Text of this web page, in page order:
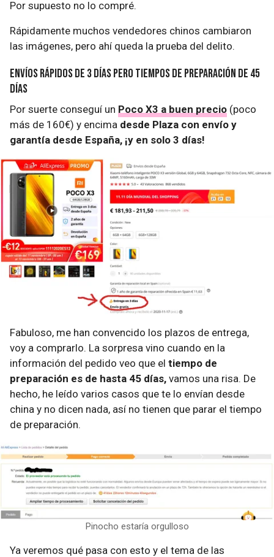
Por supuesto no lo compré.
Rápidamente muchos vendedores chinos cambiaron
las imágenes, pero ahí queda la prueba del delito.
Envíos rápidos de 3 días pero tiempos de preparación de 45
días
Por suerte conseguí un Poco X3 a buen precio (poco
más de 160€) y encima desde Plaza con envío y
garantía desde España, ¡y en solo 3 días!
Fabuloso, me han convencido los plazos de entrega,
voy a comprarlo. La sorpresa vino cuando en la
información del pedido veo que el tiempo de
preparación es de hasta 45 días, vamos una risa. De
hecho, he leído varios casos que te lo envían desde
china y no dicen nada, así no tienen que parar el tiempo
de preparación.
Pinocho estaría orgulloso
Ya veremos qué pasa con esto y el tema de las